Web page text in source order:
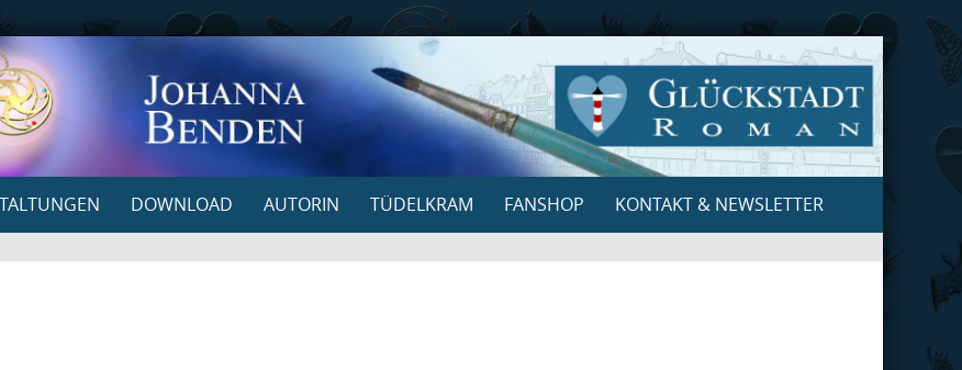
DOWNLOAD AUTORIN TÜDELKRAM FANSHOP KONTAKT & NEWSLETTER